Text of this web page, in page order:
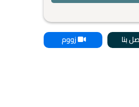
بنا زووم